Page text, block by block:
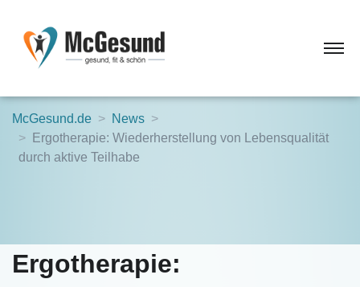
McGesund.de
News
Ergotherapie: Wiederherstellung von Lebensqualität
durch aktive Teilhabe
Ergotherapie: